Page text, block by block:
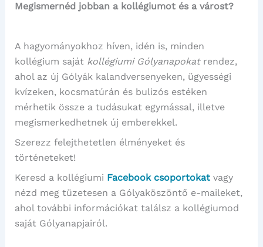
Megismernéd jobban a kollégiumot és a várost?
A hagyományokhoz híven, idén is, minden
kollégium saját kollégiumi Gólyanapokatrendez,
ahol az új Gólyák kalandversenyeken, ügyességi
kvízeken, kocsmatúrán és bulizós estéken
mérhetik össze a tudásukat egymással, illetve
megismerkedhetnek új emberekkel.
Szerezz felejthetetlen élményeket és
történeteket!
Keresd a kollégiumi Facebook csoportokatvagy
nézd meg tüzetesen a Gólyaköszöntő e-maileket,
ahol további információkat találsz a kollégiumod
saját Gólyanapjairól.